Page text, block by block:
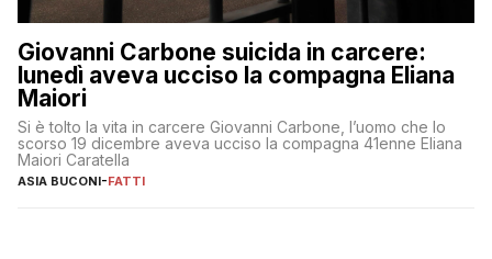
Giovanni Carbone suicida in carcere:
lunedì aveva ucciso la compagna Eliana
Maiori
Si è tolto la vita in carcere Giovanni Carbone, l’uomo che lo
scorso 19 dicembre aveva ucciso la compagna 41enne Eliana
Maiori Caratella
ASIA BUCONI-FATTI